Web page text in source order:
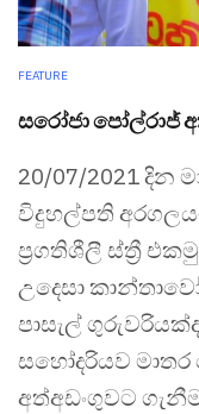
FEATURE
සරෝජා පෝල්රාජ්
20/07/2021 දින
විදුහල්පති
ප්‍රගතිශීලී ස්ත්‍රී
උදෙසා
පාසැල්
සහෝදරියව
අත්අඩංගුවට